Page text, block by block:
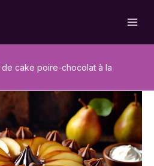
de cake poire-chocolat à la